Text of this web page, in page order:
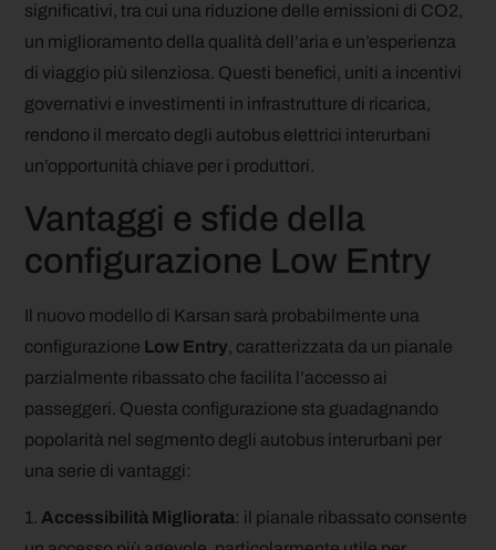
significativi, tra cui una riduzione delle emissioni di CO2,
un miglioramento della qualità dell’aria e un’esperienza
di viaggio più silenziosa. Questi benefici, uniti a incentivi
governativi e investimenti in infrastrutture di ricarica,
rendono il mercato degli autobus elettrici interurbani
un’opportunità chiave per i produttori.
Vantaggi e sfide della
configurazione Low Entry
Il nuovo modello di Karsan sarà probabilmente una
configurazione Low Entry, caratterizzata da un pianale
parzialmente ribassato che facilita l’accesso ai
passeggeri. Questa configurazione sta guadagnando
popolarità nel segmento degli autobus interurbani per
una serie di vantaggi:
1. Accessibilità Migliorata: il pianale ribassato consente